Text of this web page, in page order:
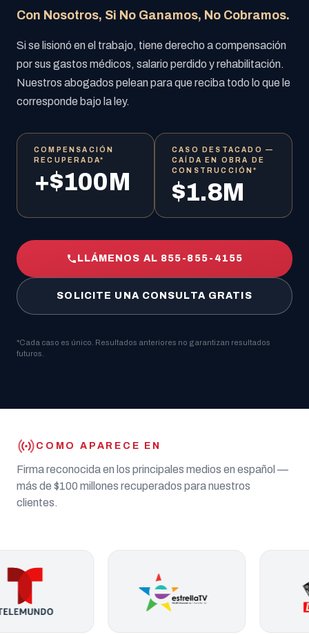
Con Nosotros, Si No Ganamos, No Cobramos.
Si se lisionó en el trabajo, tiene derecho a compensación
por sus gastos médicos, salario perdido y rehabilitación.
Nuestros abogados pelean para que reciba todo lo que le
corresponde bajo la ley.
COMPENSACIÓN
RECUPERADA*
+$100M
CASO DESTACADO —
CAÍDA EN OBRA DE
CONSTRUCCIÓN*
$1.8M
LLÁMENOS AL 855-855-4155
SOLICITE UNA CONSULTA GRATIS
*Cada caso es único. Resultados anteriores no garantizan resultados
futuros.
COMO APARECE EN
Firma reconocida en los principales medios en español —
más de $100 millones recuperados para nuestros
clientes.